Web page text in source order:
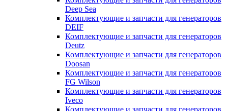
Deep Sea
Комплектующие и запчасти для генераторов
DEIF
Комплектующие и запчасти для генераторов
Deutz
Комплектующие и запчасти для генераторов
Doosan
Комплектующие и запчасти для генераторов
FG Wilson
Комплектующие и запчасти для генераторов
Iveco
Комплектующие и запчасти для генераторов